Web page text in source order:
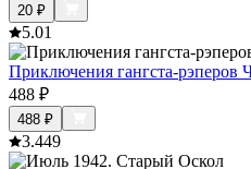
20 ₽
5.01
Приключения гангста-рэперов
488 ₽
488 ₽
3.449